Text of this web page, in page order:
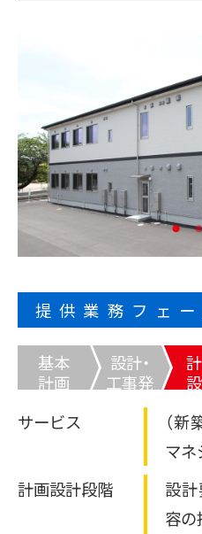
初期費用ゼロ・メンテ
太陽光発電オン
CO₂フリー電気料金
再エネECOプラ
太陽光とセットで更
蓄電池オンサイ
車両・充電器もまる
設置場所不要の太陽光
オフサイトPPA
太陽光発電・再
キユーピー株
太陽光発電・お
トッパン・
サービス
空調の自動制御で省エ
おまかSave-Air
既存設備の活用で報
デマンド・レ
K-DXソリュー
省エネ行動の習慣化か
設備の一元管理まで
エネルーク
自家発電で電気料金
太陽光発電オン
ご採用事例
特集ページ
サービス
BCP・防災商材をコ
非常用小型蓄電
従業員の安否確認か
安否確認システ
非常用発電機負
非常時に備え、燃料
緊急時燃料配送
サービ
課題から探す
業種から探す
自治体・学校
物流・運輸業
事例・コ
Webセミナー
会社
関西電力の特徴
電気・ガスに
お問い合わせ
ご契
会員
かん
提供業務フェー
基本
計画
設計・
工事発
サービス
（新
マ
計画設計段階
設
容の